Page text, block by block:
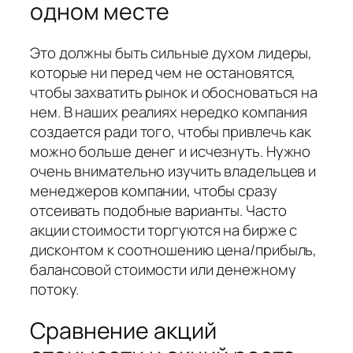
одном месте
Это должны быть сильные духом лидеры,
которые ни перед чем не остановятся,
чтобы захватить рынок и обосноваться на
нем. В наших реалиях нередко компания
создается ради того, чтобы привлечь как
можно больше денег и исчезнуть. Нужно
очень внимательно изучить владельцев и
менеджеров компании, чтобы сразу
отсеивать подобные варианты. Часто
акции стоимости торгуются на бирже с
дисконтом к соотношению цена/прибыль,
балансовой стоимости или денежному
потоку.
Сравнение акций